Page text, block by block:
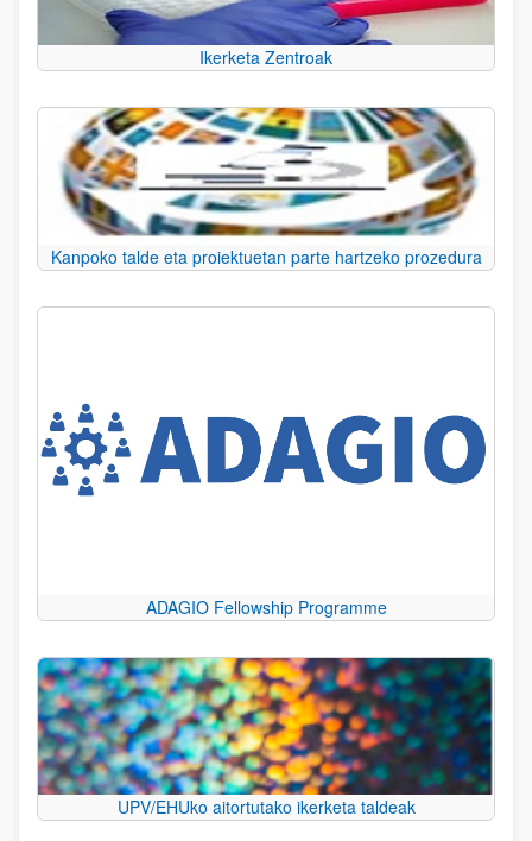
Ikerketa Zentroak
Kanpoko talde eta proiektuetan parte hartzeko prozedura
ADAGIO Fellowship Programme
UPV/EHUko aitortutako ikerketa taldeak